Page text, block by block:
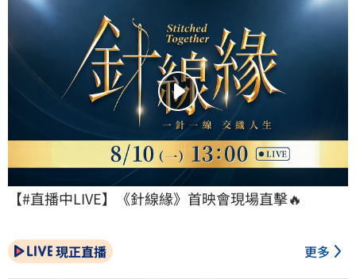
【#直播中LIVE】《針線緣》首映會現場直擊🔥
現正直播 更多